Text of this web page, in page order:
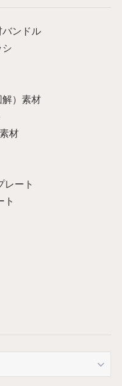
バンドル
シ
解）素材
材
レート
ト